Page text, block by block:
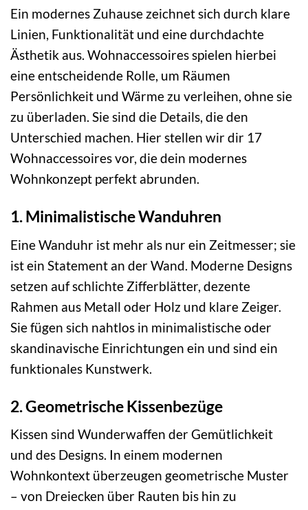
Ein modernes Zuhause zeichnet sich durch klare
Linien, Funktionalität und eine durchdachte
Ästhetik aus. Wohnaccessoires spielen hierbei
eine entscheidende Rolle, um Räumen
Persönlichkeit und Wärme zu verleihen, ohne sie
zu überladen. Sie sind die Details, die den
Unterschied machen. Hier stellen wir dir 17
Wohnaccessoires vor, die dein modernes
Wohnkonzept perfekt abrunden.
1. Minimalistische Wanduhren
Eine Wanduhr ist mehr als nur ein Zeitmesser; sie
ist ein Statement an der Wand. Moderne Designs
setzen auf schlichte Zifferblätter, dezente
Rahmen aus Metall oder Holz und klare Zeiger.
Sie fügen sich nahtlos in minimalistische oder
skandinavische Einrichtungen ein und sind ein
funktionales Kunstwerk.
2. Geometrische Kissenbezüge
Kissen sind Wunderwaffen der Gemütlichkeit
und des Designs. In einem modernen
Wohnkontext überzeugen geometrische Muster
– von Dreiecken über Rauten bis hin zu